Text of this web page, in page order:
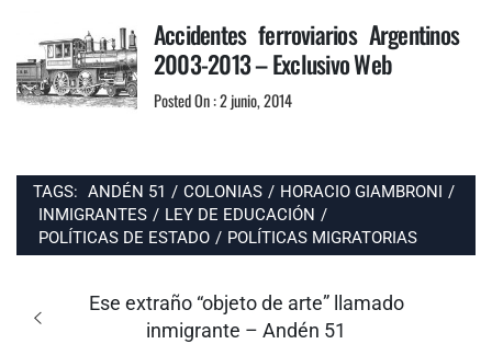
Accidentes ferroviarios Argentinos
2003-2013 – Exclusivo Web
Posted On : 2 junio, 2014
TAGS: ANDÉN 51 / COLONIAS / HORACIO GIAMBRONI /
INMIGRANTES / LEY DE EDUCACIÓN /
POLÍTICAS DE ESTADO / POLÍTICAS MIGRATORIAS
entradas
Entrada
anterior:
Ese extraño “objeto de arte” llamado
inmigrante – Andén 51